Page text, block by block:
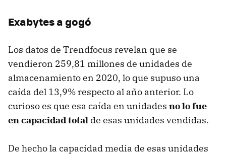
Exabytes a gogó
Los datos de Trendfocus revelan que se
vendieron 259,81 millones de unidades de
almacenamiento en 2020, lo que supuso una
caída del 13,9% respecto al año anterior. Lo
curioso es que esa caída en unidades no lo fue
en capacidad total de esas unidades vendidas.
De hecho la capacidad media de esas unidades